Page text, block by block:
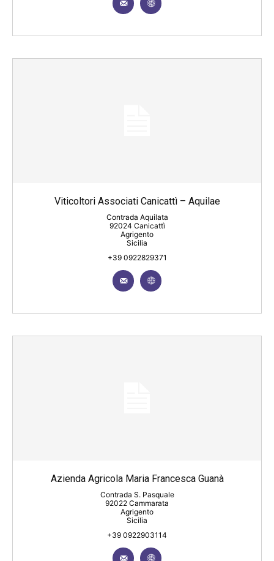
Viticoltori Associati Canicattì – Aquilae
Contrada Aquilata
92024 Canicattì
Agrigento
Sicilia
+39 0922829371
Azienda Agricola Maria Francesca Guanà
Contrada S. Pasquale
92022 Cammarata
Agrigento
Sicilia
+39 0922903114